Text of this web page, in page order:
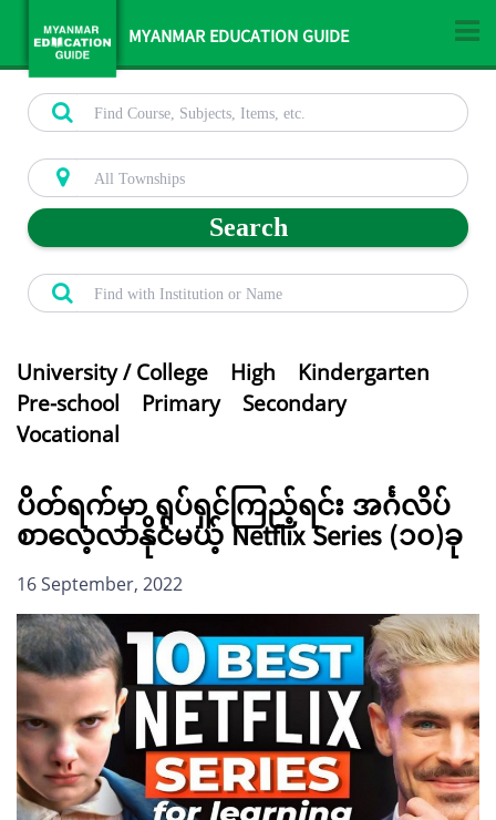
MYANMAR EDUCATION GUIDE
Search
University / College High
Kindergarten
Pre-school
Primary
Secondary
Vocational
ပိတ်ရက်မှာ ရုပ်ရှင်ကြည့်ရင်း အင်္ဂလိပ်
စာလေ့လာနိုင်မယ့် Netflix Series (၁၀)ခု
16 September, 2022